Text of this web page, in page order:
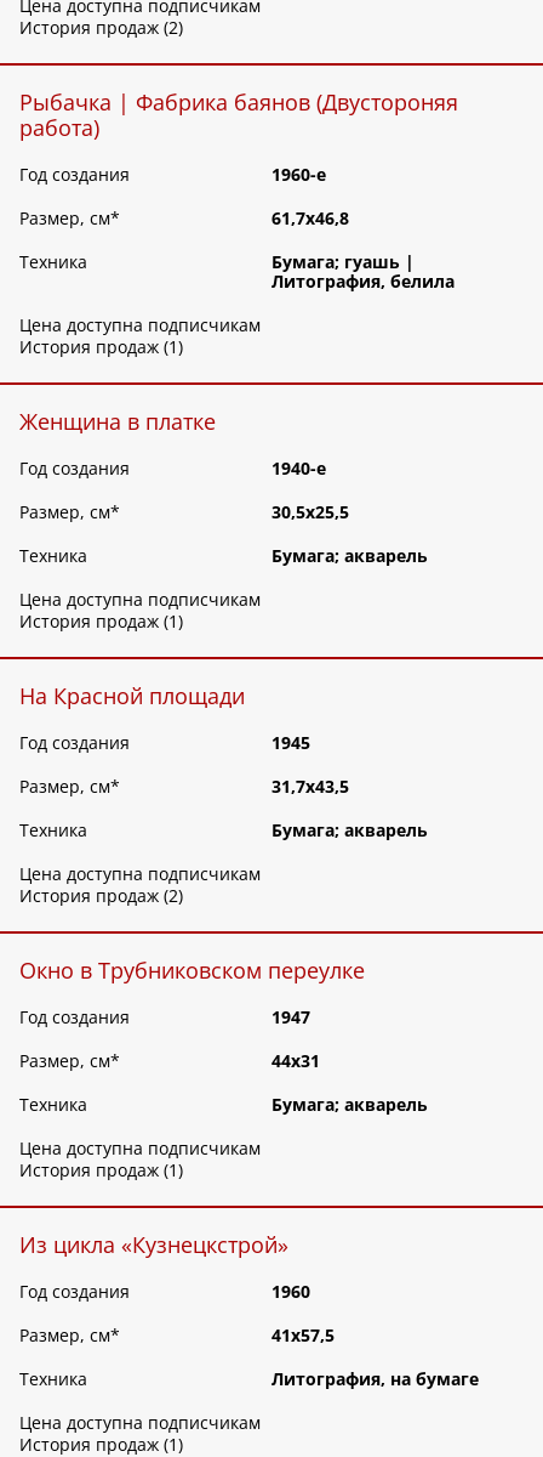
Цена доступна подписчикам
История продаж (2)
Рыбачка | Фабрика баянов (Двустороняя
работа)
Год создания
1960-е
Размер, см*
61,7х46,8
Техника
Бумага; гуашь |
Литография, белила
Цена доступна подписчикам
История продаж (1)
Женщина в платке
Год создания
1940-е
Размер, см*
30,5х25,5
Техника
Бумага; акварель
Цена доступна подписчикам
История продаж (1)
На Красной площади
Год создания
1945
Размер, см*
31,7х43,5
Техника
Бумага; акварель
Цена доступна подписчикам
История продаж (2)
Окно в Трубниковском переулке
Год создания
1947
Размер, см*
44х31
Техника
Бумага; акварель
Цена доступна подписчикам
История продаж (1)
Из цикла «Кузнецкстрой»
Год создания
1960
Размер, см*
41х57,5
Техника
Литография, на бумаге
Цена доступна подписчикам
История продаж (1)